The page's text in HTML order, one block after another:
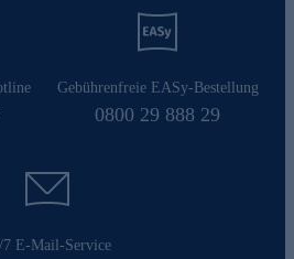
Gebührenfreie EASy-Bestellung
0800 29 888 29
7 E-Mail-Service